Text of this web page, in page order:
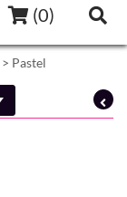
(0)
> Pastel